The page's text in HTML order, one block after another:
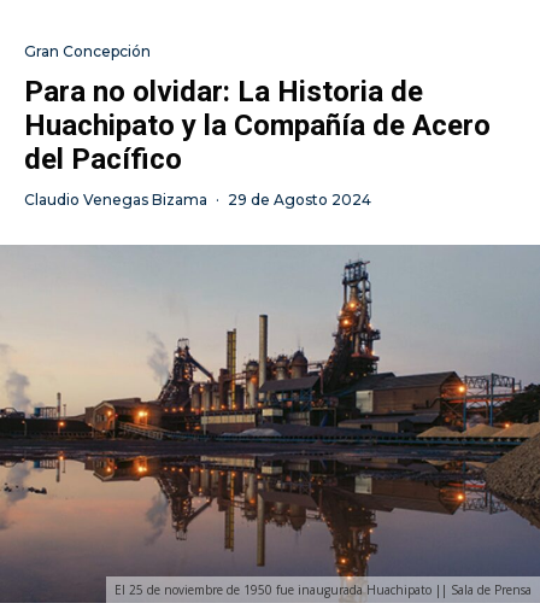
Gran Concepción
Para no olvidar: La Historia de
Huachipato y la Compañía de Acero
del Pacífico
Claudio Venegas Bizama · 29 de Agosto 2024
El 25 de noviembre de 1950 fue inaugurada Huachipato || Sala de Prensa